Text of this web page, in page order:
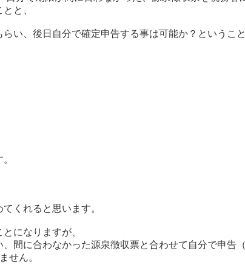
と、
い、後日自分で確定申告する事は可能か？というこ
くれると思います。
になりますが、
間に合わなかった源泉徴収票と合わせて自分で申告
せん。